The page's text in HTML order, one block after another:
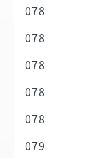
078
078
078
078
078
079